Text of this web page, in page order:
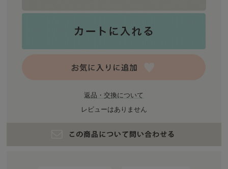
返品・交換について
レビューはありません